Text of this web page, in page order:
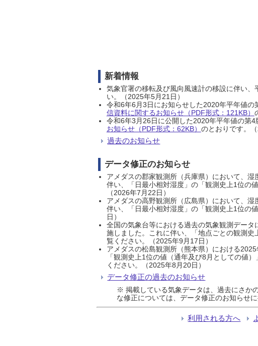
新着情報
気象官署の移転及び風向風速計の移設に伴い
い。（2025年5月21日）
令和6年6月3日にお知らせした2020年平年値
信資料に関するお知らせ（PDF形式：121KB）
令和6年3月26日に公開した2020年平年値の第
お知らせ（PDF形式：62KB） のとおりです。
過去のお知らせ
データ修正のお知らせ
アメダスの郡家観測所（兵庫県）において、
伴い、「日最小相対湿度」の「観測史上1位の
（2026年7月22日）
アメダスの高野観測所（広島県）において、
伴い、「日最小相対湿度」の「観測史上1位の
日）
全国の気象台等における過去の気象観測デー
施しました。これに伴い、「地点ごとの観測
覧ください。（2025年9月17日）
アメダスの松島観測所（熊本県）における
「観測史上1位の値（通年及び8月としての値
ください。（2025年8月20日）
データ修正の過去のお知らせ
※ 掲載している気象データは、過去にさか
な修正については、データ修正のお知らせに
利用される方へ